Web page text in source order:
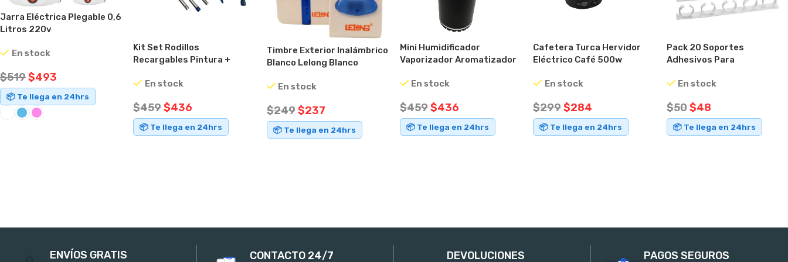
Jarra Eléctrica Plegable 0,6
Litros 220v
En stock
$519$493
📦 Te llega en 24hrs
Kit Set Rodillos
Recargables Pintura +
En stock
$459$436
📦 Te llega en 24hrs
Timbre Exterior Inalámbrico
Blanco Lelong Blanco
En stock
$249$237
📦 Te llega en 24hrs
Mini Humidificador
Vaporizador Aromatizador
En stock
$459$436
📦 Te llega en 24hrs
Cafetera Turca Hervidor
Eléctrico Café 500w
En stock
$299$284
📦 Te llega en 24hrs
Pack 20 Soportes
Adhesivos Para
Blanco
En stock
$50$48
📦 Te llega en 24hrs
ENVÍOS GRATIS CONTACTO 24/7 DEVOLUCIONES PAGOS SEGUROS